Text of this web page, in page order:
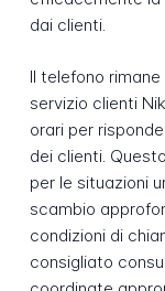
dai clienti.
Il telefono
servizio clienti
orari per
dei clienti.
per le situazioni
scambio
condizioni di
consigliato